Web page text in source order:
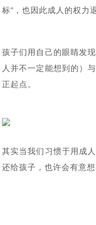
标”，也因此成人的权力
孩子们用自己的眼睛发
人并不一定能想到的）
正起点。
其实当我们习惯于用成
还给孩子，也许会有意想